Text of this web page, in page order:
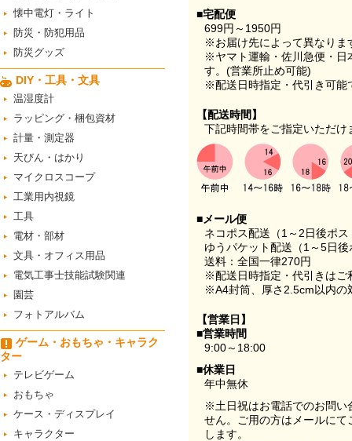
懐中電灯・ライト
防災・防犯用品
防災グッズ
DIY・工具・文具
温湿度計
ラッピング・梱包資材
計量・測定器
天びん・はかり
マイクロスコープ
工業用内視鏡
工具
電材・部材
文具・オフィス用品
電気工事士技能試験関連
園芸
フォトアルバム
ゲーム・おもちゃ・キャラク
ター
テレビゲーム
おもちゃ
ケース・ディスプレイ
キャラクター
■宅配便
699円～1950円
※お届け先によって異なりま
※ヤマト運輸・佐川急便・日
す。(営業所止め可能)
※配送日時指定・代引き可能
【配送時間】
下記時間帯をご指定いただけ
■メール便
ネコポス配送（1～2日後ポ
ゆうパケット配送（1～5日
送料：全国一律270円
※配送日時指定・代引きはご
※A4封筒、厚さ2.5cm以内の
【営業日】
■営業時間
9:00～18:00
■休業日
年中無休
※土日祝はお電話でのお問い
せん。ご用の方はメールに
します。